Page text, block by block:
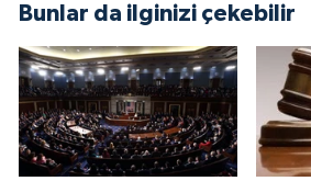
Bunlar da ilginizi çekebilir